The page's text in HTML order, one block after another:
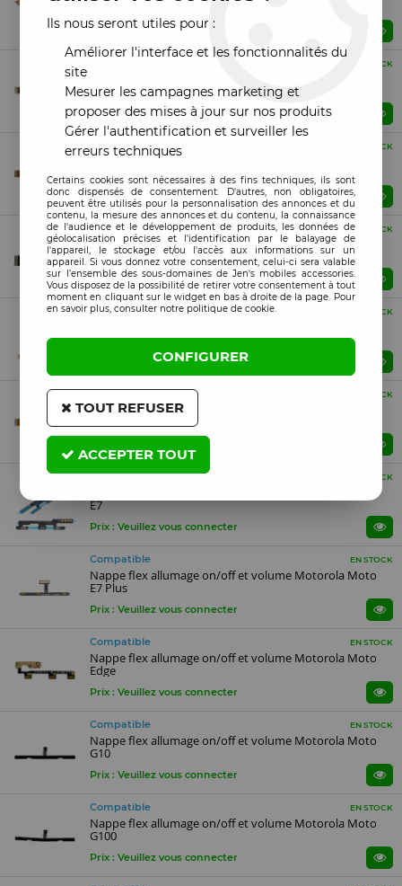
Prix : Veuillez vous connecter
EN STOCK
Motorola Moto One Macro
Prix : Veuillez vous connecter
Compatible EN STOCK
Nappe flex carte mère vers connecteur de charge
Motorola Moto One Zoom
Prix : Veuillez vous connecter
Compatible EN STOCK
Nappe flex carte mère vers connecteur de charge
Motorola Moto E7 Edge
Prix : Veuillez vous connecter
Compatible EN STOCK
Motorola Moto E7 Plus
Prix : Veuillez vous connecter
Compatible EN STOCK
Nappe flex carte mère vers connecteur de charge
Motorola Moto One Vision
Prix : Veuillez vous connecter
Compatible EN STOCK
E7
Prix : Veuillez vous connecter
Compatible EN STOCK
Nappe flex allumage on/off et volume Motorola Moto
E7 Plus
Prix : Veuillez vous connecter
Compatible EN STOCK
Nappe flex allumage on/off et volume Motorola Moto
Edge
Prix : Veuillez vous connecter
Compatible EN STOCK
Nappe flex allumage on/off et volume Motorola Moto
G10
Prix : Veuillez vous connecter
Compatible EN STOCK
Nappe flex allumage on/off et volume Motorola Moto
G100
Prix : Veuillez vous connecter
Ils nous seront utiles pour :
Améliorer l'interface et les fonctionnalités du
site
Mesurer les campagnes marketing et
proposer des mises à jour sur nos produits
Gérer l'authentification et surveiller les
erreurs techniques
Certains cookies sont nécessaires à des fins techniques, ils sont
donc dispensés de consentement. D'autres, non obligatoires,
peuvent être utilisés pour la personnalisation des annonces et du
contenu, la mesure des annonces et du contenu, la connaissance
de l'audience et le développement de produits, les données de
géolocalisation précises et l'identification par le balayage de
l'appareil, le stockage et/ou l'accès aux informations sur un
appareil. Si vous donnez votre consentement, celui-ci sera valable
sur l’ensemble des sous-domaines de Jen's mobiles accessories.
Vous disposez de la possibilité de retirer votre consentement à tout
moment en cliquant sur le widget en bas à droite de la page. Pour
en savoir plus, consulter notre politique de cookie.
CONFIGURER
TOUT REFUSER
ACCEPTER TOUT